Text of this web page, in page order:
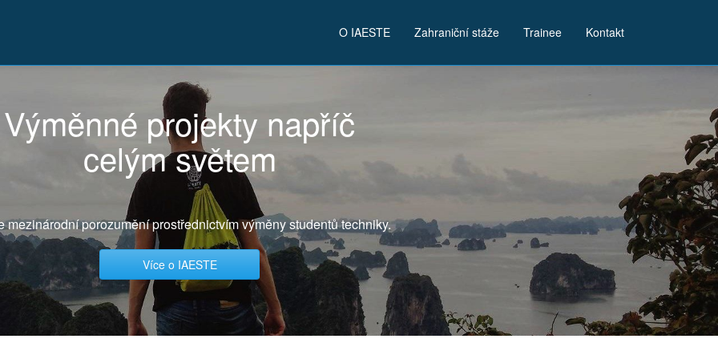
O IAESTE Zahraniční stáže Trainee Kontakt
Výměnné projekty napříč
celým světem
mezinárodní porozumění prostřednictvím výměny studentů techniky.
Více o IAESTE